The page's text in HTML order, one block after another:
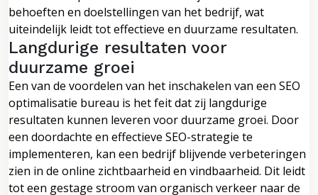
behoeften en doelstellingen van het bedrijf, wat
uiteindelijk leidt tot effectieve en duurzame resultaten.
Langdurige resultaten voor
duurzame groei
Een van de voordelen van het inschakelen van een SEO
optimalisatie bureau is het feit dat zij langdurige
resultaten kunnen leveren voor duurzame groei. Door
een doordachte en effectieve SEO-strategie te
implementeren, kan een bedrijf blijvende verbeteringen
zien in de online zichtbaarheid en vindbaarheid. Dit leidt
tot een gestage stroom van organisch verkeer naar de